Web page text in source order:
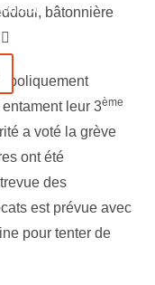
bâtonnière
leur 3ème
a voté la grève
ont été
des
est prévue avec
pour tenter de